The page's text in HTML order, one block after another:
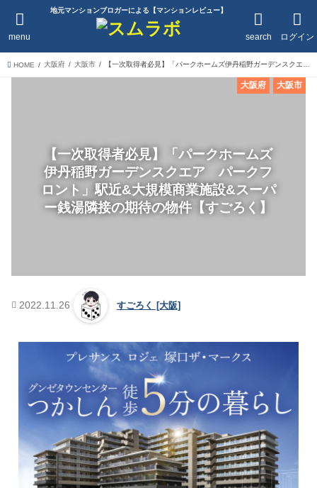
地元マンションブロガーによる【マンションレビュー】
ログイン
search
menu
HOME 大阪府 大阪市
【一次取得者必見】「パークホームズ
伊丹稲野ガーデンスクエア パークフ
ロント」駅近&大規模商業施設&スーパ
ー銭湯隣接の期待の物件【すごろく】
大阪市
大阪府
2022.11.26 すごろく [大阪]